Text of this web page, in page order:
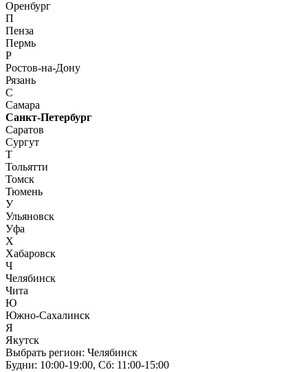
Оренбург
П
Пенза
Пермь
Р
Ростов-на-Дону
Рязань
С
Самара
Санкт-Петербург
Саратов
Сургут
Т
Тольятти
Томск
Тюмень
У
Ульяновск
Уфа
Х
Хабаровск
Ч
Челябинск
Чита
Ю
Южно-Сахалинск
Я
Якутск
Выбрать регион: Челябинск
Будни: 10:00‑19:00, Сб: 11:00‑15:00